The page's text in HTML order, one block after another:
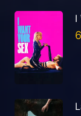
I
6